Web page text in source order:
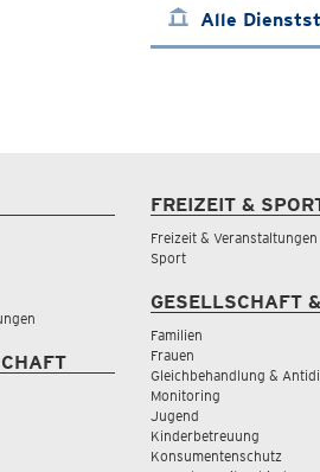
Alle
FREIZEIT &
Freizeit & Veranstaltungen
Sport
GESELLSCHAFT
Familien
Frauen
Gleichbehandlung &
Monitoring
Jugend
Kinderbetreuung
Konsumentenschutz